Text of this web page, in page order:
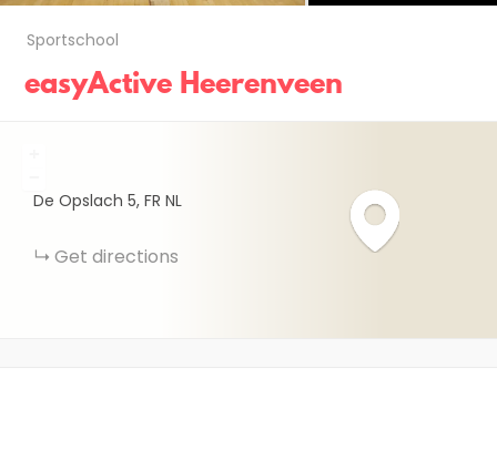
Sportschool
easyActive Heerenveen
De Opslach 5 FR NL
Get directions